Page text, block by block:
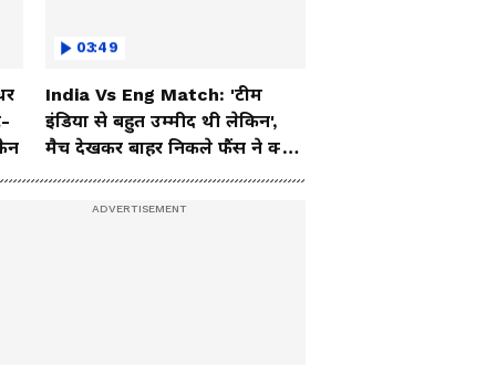
03:49
India Vs Eng Match: 'टीम
इंडिया से बहुत उम्मीद थी लेकिन',
मैच देखकर बाहर निकले फैंस ने क्या